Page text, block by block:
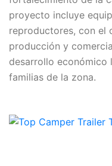
proyecto incluye
reproductores, con el
producción y
desarrollo económico
familias de la zona.